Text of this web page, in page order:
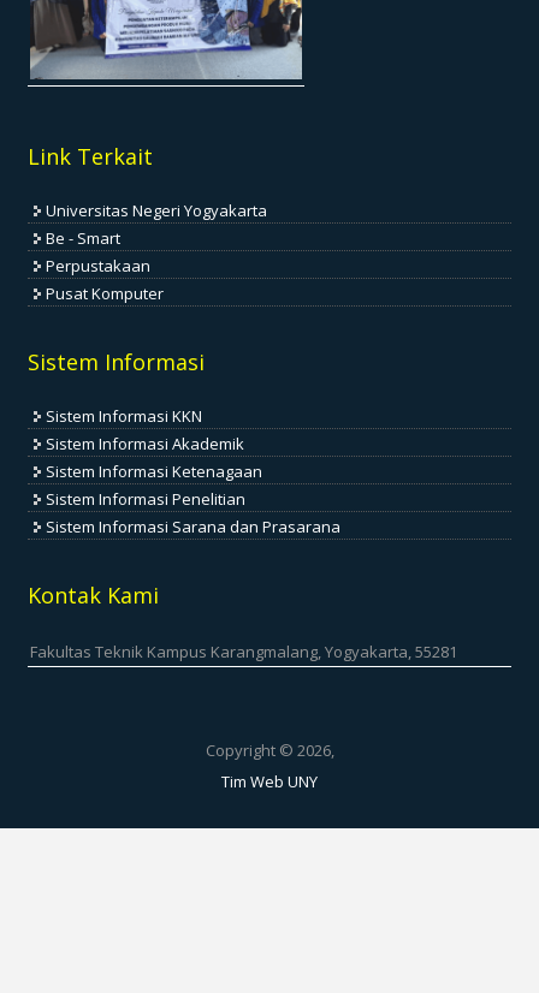
Link Terkait
Universitas Negeri Yogyakarta
Be - Smart
Perpustakaan
Pusat Komputer
Sistem Informasi
Sistem Informasi KKN
Sistem Informasi Akademik
Sistem Informasi Ketenagaan
Sistem Informasi Penelitian
Sistem Informasi Sarana dan Prasarana
Kontak Kami
Fakultas Teknik Kampus Karangmalang, Yogyakarta, 55281
Copyright © 2026,
Tim Web UNY